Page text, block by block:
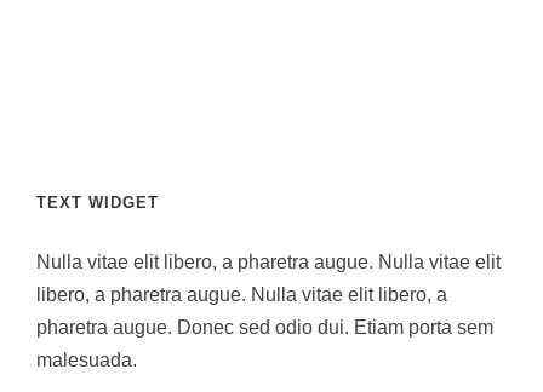
TEXT WIDGET
Nulla vitae elit libero, a pharetra augue. Nulla vitae elit
libero, a pharetra augue. Nulla vitae elit libero, a
pharetra augue. Donec sed odio dui. Etiam porta sem
malesuada.